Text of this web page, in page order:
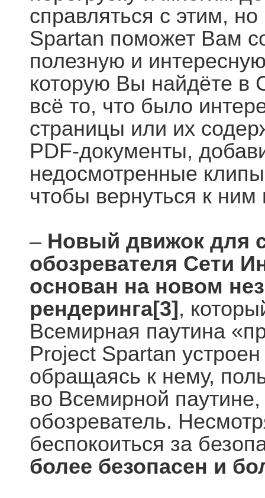
справляться с этим,
Spartan поможет Вам
полезную и
которую Вы найдёте в
всё то, что было
страницы или их
PDF-документы,
недосмотренные
чтобы вернуться к ним
– Новый движок для
обозревателя Сети
основан на новом
рендеринга[3],
Всемирная паутина
Project Spartan
обращаясь к нему,
во Всемирной паутине,
обозреватель.
беспокоиться за
более безопасен и